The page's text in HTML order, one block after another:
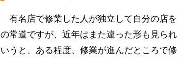
有名店で修業した人が独立して自分の店
の常道ですが、近年はまた違った形も見ら
いうと、ある程度、修業が進んだところで